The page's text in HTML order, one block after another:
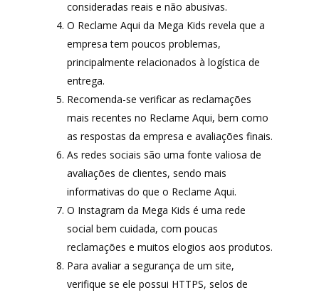
consideradas reais e não abusivas.
O Reclame Aqui da Mega Kids revela que a
empresa tem poucos problemas,
principalmente relacionados à logística de
entrega.
Recomenda-se verificar as reclamações
mais recentes no Reclame Aqui, bem como
as respostas da empresa e avaliações finais.
As redes sociais são uma fonte valiosa de
avaliações de clientes, sendo mais
informativas do que o Reclame Aqui.
O Instagram da Mega Kids é uma rede
social bem cuidada, com poucas
reclamações e muitos elogios aos produtos.
Para avaliar a segurança de um site,
verifique se ele possui HTTPS, selos de